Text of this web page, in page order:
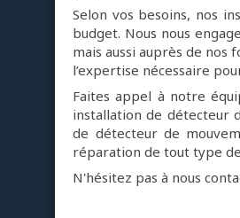
Selon vos besoins, nos
budget. Nous nous
mais aussi auprès de nos
l’expertise nécessaire
Faites appel à notre
installation de détecteur
de détecteur de
réparation de tout type
N'hésitez pas à nous